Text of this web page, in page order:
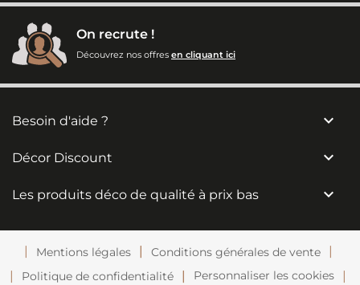
On recrute !
Découvrez nos offres en cliquant ici
Besoin d'aide ? 
Décor Discount 
Les produits déco de qualité à prix bas 
Mentions légales
Conditions générales de vente
Politique de confidentialité
Personnaliser les cookies